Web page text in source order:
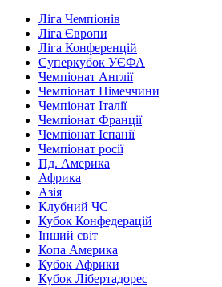
Ліга Чемпіонів
Ліга Європи
Ліга Конференцій
Суперкубок УЄФА
Чемпіонат Англії
Чемпіонат Німеччини
Чемпіонат Італії
Чемпіонат Франції
Чемпіонат Іспанії
Чемпіонат росії
Пд. Америка
Африка
Азія
Клубний ЧС
Кубок Конфедерацій
Інший світ
Копа Америка
Кубок Африки
Кубок Лібертадорес